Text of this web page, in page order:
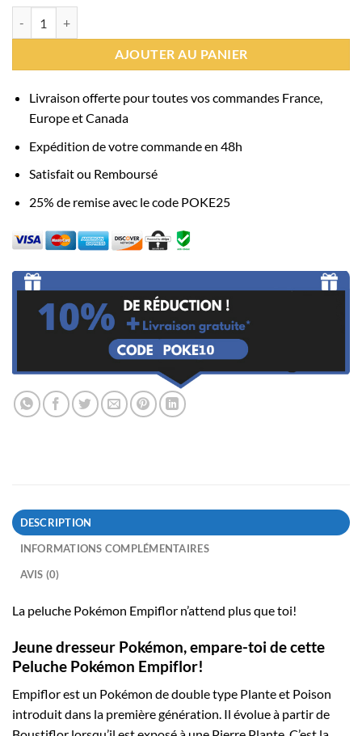
AJOUTER AU PANIER
Livraison offerte pour toutes vos commandes France,
Europe et Canada
Expédition de votre commande en 48h
Satisfait ou Remboursé
25% de remise avec le code POKE25
DESCRIPTION
INFORMATIONS COMPLÉMENTAIRES
AVIS (0)
La peluche Pokémon Empiflor n’attend plus que toi!
Jeune dresseur Pokémon, empare-toi de cette
Peluche Pokémon Empiflor!
Empiflor est un Pokémon de double type Plante et Poison
introduit dans la première génération. Il évolue à partir de